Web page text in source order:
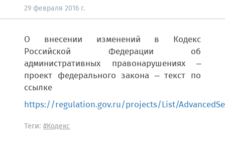
29 февраля 2016 г.
О внесении изменений в Кодекс
Российской Федерации об
административных правонарушениях –
проект федерального закона – текст по
ссылке
https://regulation.gov.ru/projects/List/
Теги: #Кодекс